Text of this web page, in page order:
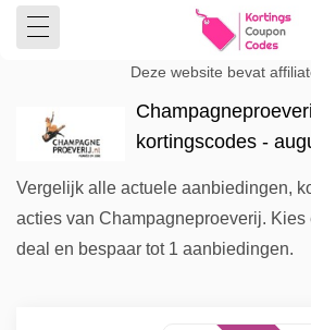
Deze website bevat
kortingscodes -
Vergelijk alle actuele aanbiedingen,
acties van Champagneproeverij.
deal en bespaar tot 1 aanbiedingen.